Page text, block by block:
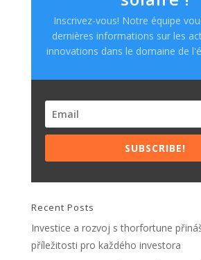
Inscrivez-vous! Notre équipe
dernières informations sur les
innovations dans le domaine de
SUBSCRIBE!
Recent Posts
Investice a rozvoj s thorfortune
příležitosti pro každého investora